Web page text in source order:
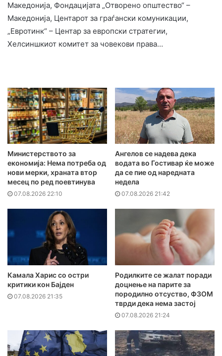
Македонија, Фондацијата „Отворено општество“ –
Македонија, Центарот за граѓански комуникации,
„Евротинк“ – Центар за европски стратегии,
Хелсиншкиот комитет за човекови права…
Министерството за
економија: Нема потреба од
нови мерки, храната втор
месец по ред поевтинува
07.08.2026 22:10
Ангелов се надева дека
водата во Гостивар ќе може
да се пие од наредната
недела
07.08.2026 21:42
Камала Харис со остри
критики кон Бајден
07.08.2026 21:35
Родилките се жалат поради
доцнење на парите за
породилно отсуство, ФЗОМ
тврди дека нема застој
07.08.2026 21:24